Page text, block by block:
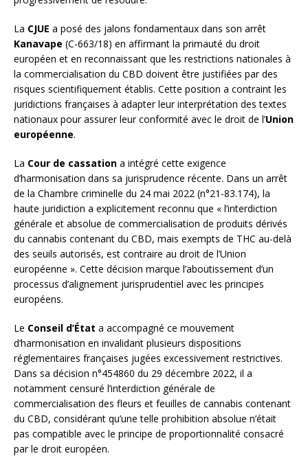
La CJUE a posé des jalons fondamentaux dans son arrêt
Kanavape (C-663/18) en affirmant la primauté du droit
européen et en reconnaissant que les restrictions nationales à
la commercialisation du CBD doivent être justifiées par des
risques scientifiquement établis. Cette position a contraint les
juridictions françaises à adapter leur interprétation des textes
nationaux pour assurer leur conformité avec le droit de l’Union
européenne.
La Cour de cassation a intégré cette exigence
d’harmonisation dans sa jurisprudence récente. Dans un arrêt
de la Chambre criminelle du 24 mai 2022 (n°21-83.174), la
haute juridiction a explicitement reconnu que « l’interdiction
générale et absolue de commercialisation de produits dérivés
du cannabis contenant du CBD, mais exempts de THC au-delà
des seuils autorisés, est contraire au droit de l’Union
européenne ». Cette décision marque l’aboutissement d’un
processus d’alignement jurisprudentiel avec les principes
européens.
Le Conseil d’État a accompagné ce mouvement
d’harmonisation en invalidant plusieurs dispositions
réglementaires françaises jugées excessivement restrictives.
Dans sa décision n°454860 du 29 décembre 2022, il a
notamment censuré l’interdiction générale de
commercialisation des fleurs et feuilles de cannabis contenant
du CBD, considérant qu’une telle prohibition absolue n’était
pas compatible avec le principe de proportionnalité consacré
par le droit européen.